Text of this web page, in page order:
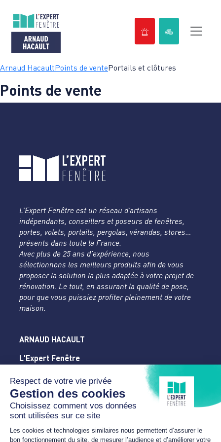
Passer
contenu
Arnaud HacaultPoints de ventePortails et clôtures
Points de vente
L’Expert Fenêtre est un réseau d’artisans
indépendants, conseillers et poseurs de fenêtres,
portes, volets, portails, pergolas, vérandas, stores…
présents dans toute la France.
Avec plus de 25 ans d’expérience, nous
sélectionnons les meilleurs produits afin de vous
proposer la solution la plus adaptée à votre projet de
rénovation. Le tout, en assurant la qualité de pose,
pour que vous puissiez profiter pleinement de votre
maison.
ARNAUD HACAULT
L'Expert Fenêtre
86 avenue du Perche
61300 L'AIGLE
02 14 20 54 28
arnaud.hacault@sfr.fr